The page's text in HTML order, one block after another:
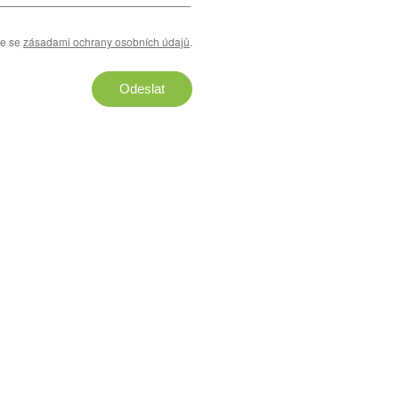
se zásadami ochrany osobních údajů.
Odeslat